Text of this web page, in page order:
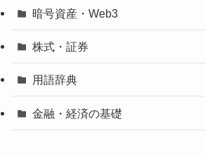
暗号資産・Web3
株式・証券
用語辞典
金融・経済の基礎